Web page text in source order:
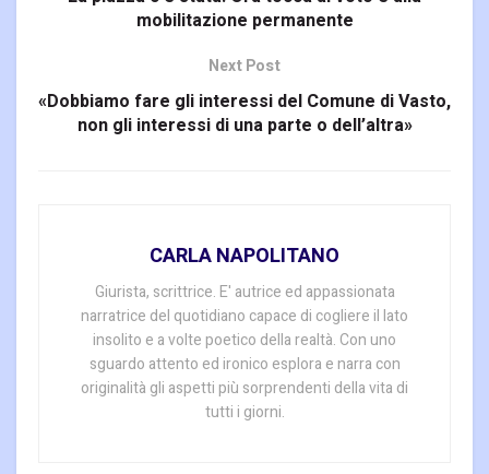
mobilitazione permanente
Next Post
«Dobbiamo fare gli interessi del Comune di Vasto,
non gli interessi di una parte o dell’altra»
CARLA NAPOLITANO
Giurista, scrittrice. E' autrice ed appassionata
narratrice del quotidiano capace di cogliere il lato
insolito e a volte poetico della realtà. Con uno
sguardo attento ed ironico esplora e narra con
originalità gli aspetti più sorprendenti della vita di
tutti i giorni.